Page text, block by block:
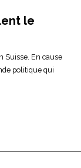
le
Suisse. En cause
politique qui